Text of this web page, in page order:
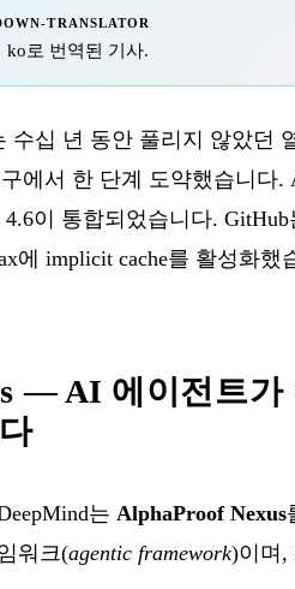
TRANSLATOR
ko로 번역된 기사.
수십 년 동안 풀리지 않았던
에서 한 단계 도약했습니다.
4.6이 통합되었습니다.
에 implicit cache를 활성화했
— AI 에이전트가
는 AlphaProof Nexus
워크(agentic framework)이며,